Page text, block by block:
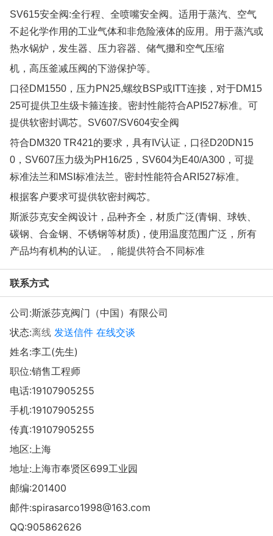
SV615安全阀:全行程、全喷嘴安全阀。适用于蒸汽、空气
不起化学作用的工业气体和非危险液体的应用。用于蒸汽或
热水锅炉，发生器、压力容器、储气攤和空气压缩
机，高压釜减压阀的下游保护等。
口径DM1550，压力PN25,螺纹BSP或ITT连接，对于DM15
25可提供卫生级卡箍连接。密封性能符合API527标准。可
提供软密封调芯。SV607/SV604安全阀
符合DM320 TR421的要求，具有IV认证，口径D20DN15
0，SV607压力级为PH16/25，SV604为E40/A300，可提
标准法兰和MSI标准法兰。密封性能符合ARI527标准。
根据客户要求可提供软密封阀芯。
斯派莎克安全阀设计，品种齐全，材质广泛(青铜、球铁、
碳钢、合金钢、不锈钢等材质)，使用温度范围广泛，所有
产品均有机构的认证。，能提供符合不同标准
联系方式
公司:斯派莎克阀门（中国）有限公司
状态:离线 发送信件 在线交谈
姓名:李工(先生)
职位:销售工程师
电话:19107905255
手机:19107905255
传真:19107905255
地区:上海
地址:上海市奉贤区699工业园
邮编:201400
邮件:spirasarco1998@163.com
QQ:905862626